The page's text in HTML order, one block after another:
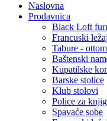
Naslovna
Prodavnica
Black Loft
Francuski
Tabure -
Baštenski
Kupatilske
Barske stolice
Klub stolovi
Police za
Spavaće sobe